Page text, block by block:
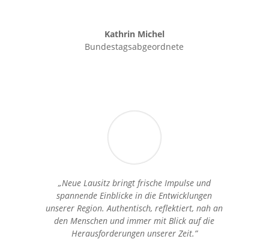
Kathrin Michel
Bundestagsabgeordnete
„Neue Lausitz bringt frische Impulse und
spannende Einblicke in die Entwicklungen
unserer Region. Authentisch, reflektiert, nah an
den Menschen und immer mit Blick auf die
Herausforderungen unserer Zeit.”